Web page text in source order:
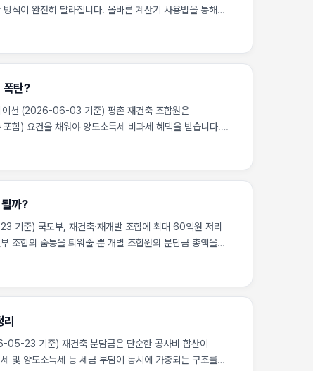
식이 완전히 달라집니다. 올바른 계산기 사용법을 통해
원의 세금 폭탄을 피하는 유일한 방법입니다. 재건축
판단 기준을 명확히 세워야 합니다. ...
폭탄?
이션 (2026-06-03 기준) 평촌 재건축 조합원은
함) 요건을 채워야 양도소득세 비과세 혜택을 받습니다.
크를 반드시 사전 진단해야 합니다. 평촌 재건축 조합원
까?
준) 국토부, 재건축·재개발 조합에 최대 60억원 저리
조합의 숨통을 틔워줄 뿐 개별 조합원의 분담금 총액을
비 상승으로 인한 근본적인 사업성 저하는 여전히 개별
은 이주비 대출 이자나 설계비 등 필수 비용을 감당하지
을 뺀 금액)을 조기에 청구하거나 사업을 일시 중단하는
23 기준) 재건축 분담금은 단순한 공사비 합산이
및 양도소득세 등 세금 부담이 동시에 가중되는 구조를